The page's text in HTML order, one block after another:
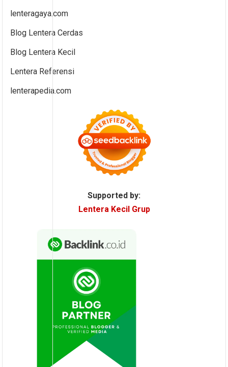
lenteragaya.com
Blog Lentera Cerdas
Blog Lentera Kecil
Lentera Referensi
lenterapedia.com
Supported by:
Lentera Kecil Grup